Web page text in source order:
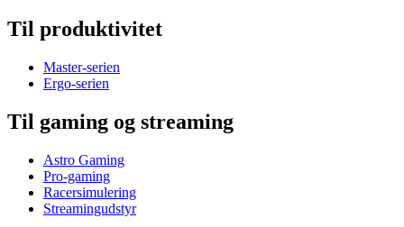
Til produktivitet
Master-serien
Ergo-serien
Til gaming og streaming
Astro Gaming
Pro-gaming
Racersimulering
Streamingudstyr